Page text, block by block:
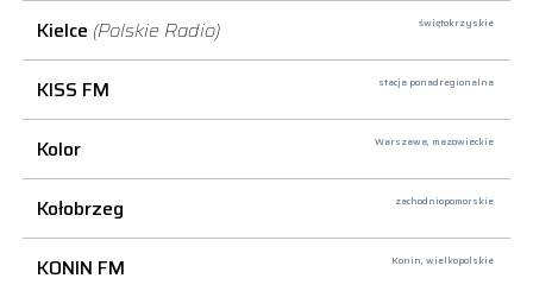
Kielce (Polskie Radio) świętokrzyskie
KISS FM stacja ponadregionalna
Kolor Warszawa, mazowieckie
Kołobrzeg zachodniopomorskie
KONIN FM Konin, wielkopolskie